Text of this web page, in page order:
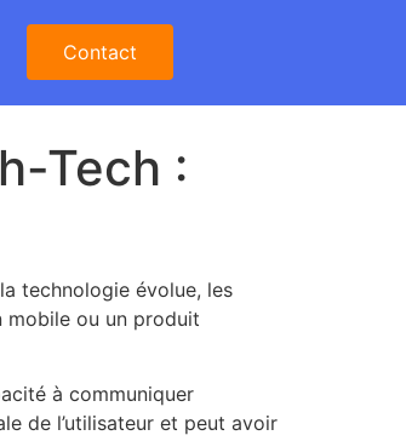
Contact
Tech :
technologie évolue, les
mobile ou un produit
à communiquer
de l’utilisateur et peut avoir